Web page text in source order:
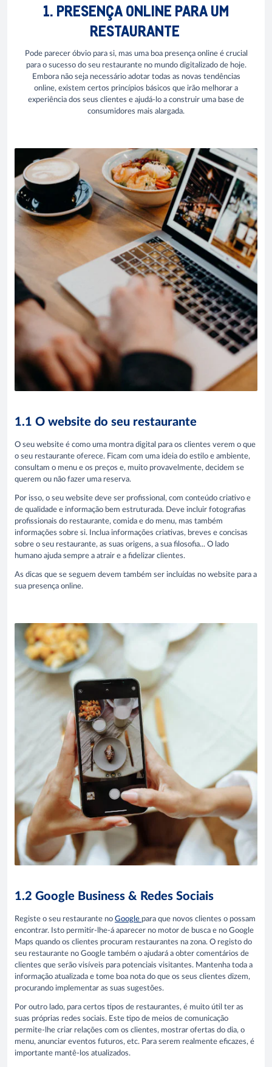
1. PRESENÇA ONLINE PARA UM
RESTAURANTE
Pode parecer óbvio para si, mas uma boa presença online é crucial
para o sucesso do seu restaurante no mundo digitalizado de hoje.
Embora não seja necessário adotar todas as novas tendências
online, existem certos princípios básicos que irão melhorar a
experiência dos seus clientes e ajudá-lo a construir uma base de
consumidores mais alargada.
1.1 O website do seu restaurante
O seu website é como uma montra digital para os clientes verem o que
o seu restaurante oferece. Ficam com uma ideia do estilo e ambiente,
consultam o menu e os preços e, muito provavelmente, decidem se
querem ou não fazer uma reserva.
Por isso, o seu website deve ser profissional, com conteúdo criativo e
de qualidade e informação bem estruturada. Deve incluir fotografias
profissionais do restaurante, comida e do menu, mas também
informações sobre si. Inclua informações criativas, breves e concisas
sobre o seu restaurante, as suas origens, a sua filosofia... O lado
humano ajuda sempre a atrair e a fidelizar clientes.
As dicas que se seguem devem também ser incluídas no website para a
sua presença online.
1.2 Google Business & Redes Sociais
Registe o seu restaurante no Google para que novos clientes o possam
encontrar. Isto permitir-lhe-á aparecer no motor de busca e no Google
Maps quando os clientes procuram restaurantes na zona. O registo do
seu restaurante no Google também o ajudará a obter comentários de
clientes que serão visíveis para potenciais visitantes. Mantenha toda a
informação atualizada e tome boa nota do que os seus clientes dizem,
procurando implementar as suas sugestões.
Por outro lado, para certos tipos de restaurantes, é muito útil ter as
suas próprias redes sociais. Este tipo de meios de comunicação
permite-lhe criar relações com os clientes, mostrar ofertas do dia, o
menu, anunciar eventos futuros, etc. Para serem realmente eficazes, é
importante mantê-los atualizados.